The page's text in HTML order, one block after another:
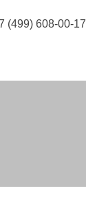
(499) 608-00-17